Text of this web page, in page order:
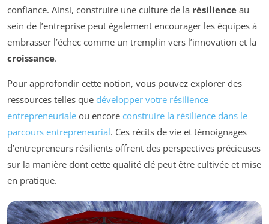
confiance. Ainsi, construire une culture de la résilience au
sein de l’entreprise peut également encourager les équipes à
embrasser l’échec comme un tremplin vers l’innovation et la
croissance.
Pour approfondir cette notion, vous pouvez explorer des
ressources telles que développer votre résilience
entrepreneuriale ou encore construire la résilience dans le
parcours entrepreneurial. Ces récits de vie et témoignages
d’entrepreneurs résilients offrent des perspectives précieuses
sur la manière dont cette qualité clé peut être cultivée et mise
en pratique.